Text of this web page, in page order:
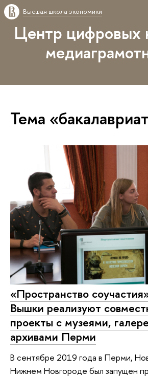
Высшая школа экономики
Центр цифровых
Тема
«Пространство
Вышки реализуют
проекты с музеями,
архивами Перми
В сентябре 2019 года в Перми,
Нижнем Новгороде был запущен